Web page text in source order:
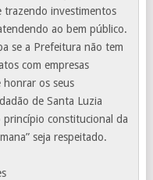
investimentos
ao bem público.
se a Prefeitura não tem
com empresas
honrar os seus
de Santa Luzia
constitucional da
seja respeitado.